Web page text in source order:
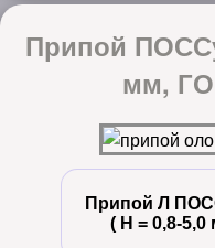
Припой
мм,
Припой Л
( Н = 0,8-5,0